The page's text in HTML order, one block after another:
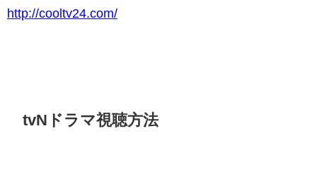
http://cooltv24.com/
tvNドラマ視聴方法